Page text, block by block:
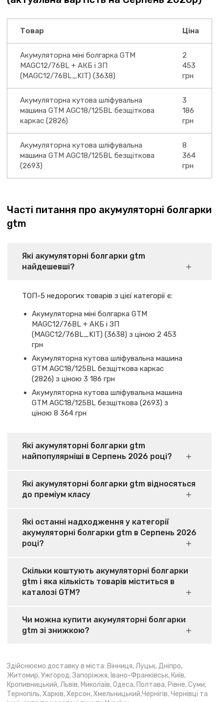
Товар Ціна
Акумуляторна міні болгарка GTM
MAGC12/76BL + АКБ і ЗП
(MAGC12/76BL_KIT) (3638)
2
453
грн
Акумуляторна кутова шліфувальна
машина GTM AGC18/125BL безщіткова
каркас (2826)
3
186
грн
Акумуляторна кутова шліфувальна
машина GTM AGC18/125BL безщіткова
(2693)
8
364
грн
Часті питання про акумуляторні болгарки
gtm
Які акумуляторні болгарки gtm
найдешевші?
ТОП-5 недорогих товарів з цієї категорії є:
Акумуляторна міні болгарка GTM
MAGC12/76BL + АКБ і ЗП
(MAGC12/76BL_KIT) (3638) з ціною 2 453
грн
Акумуляторна кутова шліфувальна машина
GTM AGC18/125BL безщіткова каркас
(2826) з ціною 3 186 грн
Акумуляторна кутова шліфувальна машина
GTM AGC18/125BL безщіткова (2693) з
ціною 8 364 грн
Які акумуляторні болгарки gtm
найпопулярніші в Серпень 2026 році?
Які акумуляторні болгарки gtm відносяться
до преміум класу
Які останні надходження у категорії
акумуляторні болгарки gtm в Серпень 2026
році?
Скільки коштують акумуляторні болгарки
gtm і яка кількість товарів міститься в
каталозі GTM?
Чи можна купити акумуляторні болгарки
gtm зі знижкою?
Здійснюємо доставку в міста: Вінниця, Луцьк, Дніпро,
Житомир, Ужгород, Запоріжжя, Івано-Франківськ, Київ,
Кропивницький, Львів, Миколаїв, Одеса, Полтава, Рівне, Суми,
Тернопіль, Харків, Херсон, Хмельницький,Чернігів, Чернівці та